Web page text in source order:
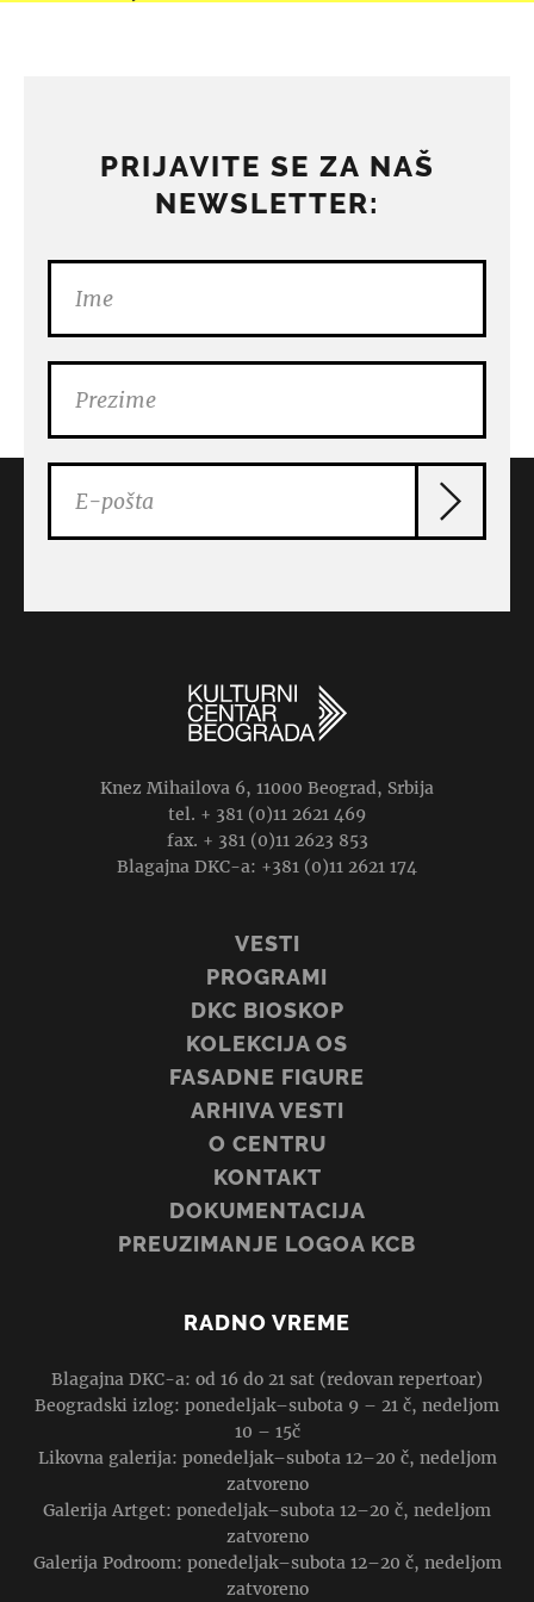
PRIJAVITE SE ZA NAŠ
NEWSLETTER:
Knez Mihailova 6, 11000 Beograd, Srbija
tel. + 381 (0)11 2621 469
fax. + 381 (0)11 2623 853
Blagajna DKC-a: +381 (0)11 2621 174
VESTI
PROGRAMI
DKC BIOSKOP
KOLEKCIJA OS
FASADNE FIGURE
ARHIVA VESTI
O CENTRU
KONTAKT
DOKUMENTACIJA
PREUZIMANJE LOGOA KCB
RADNO VREME
Blagajna DKC-a: od 16 do 21 sat (redovan repertoar)
Beogradski izlog: ponedeljak–subota 9 – 21 č, nedeljom
10 – 15č
Likovna galerija: ponedeljak–subota 12–20 č, nedeljom
zatvoreno
Galerija Artget: ponedeljak–subota 12–20 č, nedeljom
zatvoreno
Galerija Podroom: ponedeljak–subota 12–20 č, nedeljom
zatvoreno